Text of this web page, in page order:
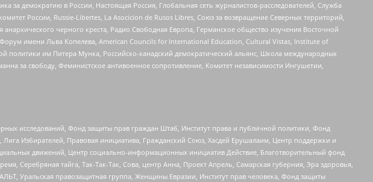
за демократию в России, Настоящая Россия, Глобальная сеть журналистов-расследователей, Служба
России, Russie-Libertes, La Asocicion de Rusos Libres, Союз за возвращение Северных территорий,
черного креста, Радио Свободная Европа, Германское общество изучения Восточной
имени Льва Копелева, American Councils for International Education, Cultural Vistas, Institute of
им Питера Мунка, Российско-канадский демократический альянс, Школа международных
за свободу, Феминистское антивоенное сопротивление, Комитет независимости Ингушетии,
исследований, Фонд защиты прав граждан Штаб, Институт права и публичной политики, Фонд
Избирателей, Правовая инициатива, Гражданский Союз, Хасдей Ерушалаим, Центр поддержки и
движений, Центр социально-информационных инициатив Действие, Благотворительный фонд
Серебряная тайга, Так-Так-Так, Сова, центр Анна, Проект Апрель, Самарская губерния, Эра здоровья,
Уральская правозащитная группа, Женщины Евразии, Институт прав человека, Фонд защиты